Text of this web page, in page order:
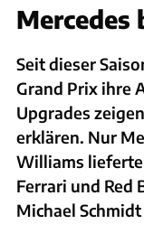
Mercedes
Seit dieser
Grand Prix ihre
Upgrades
erklären. Nur
Williams
Ferrari und Red
Michael